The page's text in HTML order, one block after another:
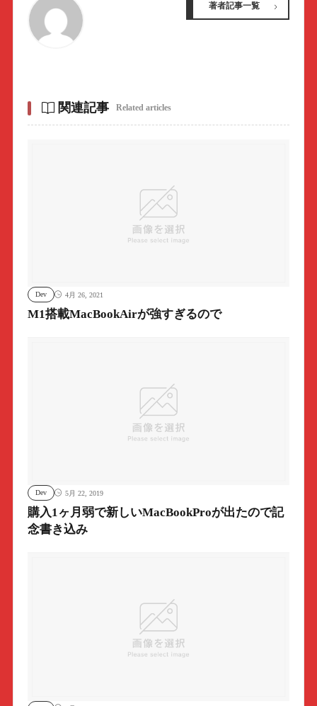
著者記事一覧
関連記事 Related articles
Dev 4月 26, 2021
M1搭載MacBookAirが強すぎるので
Dev 5月 22, 2019
購入1ヶ月弱で新しいMacBookProが出たので記
念書き込み